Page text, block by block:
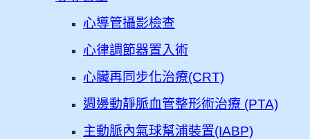
心導管攝影檢查
心律調節器置入術
心臟再同步化治療(CRT)
週邊動靜脈血管整形術治療 (PTA)
主動脈內氣球幫浦裝置(IABP)